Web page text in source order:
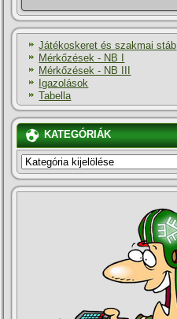
Játékoskeret és szakmai stáb
Mérkőzések - NB I
Mérkőzések - NB III
Igazolások
Tabella
KATEGÓRIÁK
KATEGÓRIÁK